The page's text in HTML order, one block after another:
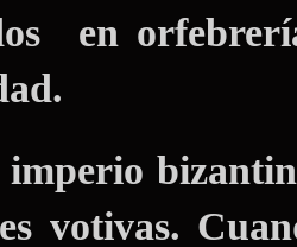
en
imperio
votivas.